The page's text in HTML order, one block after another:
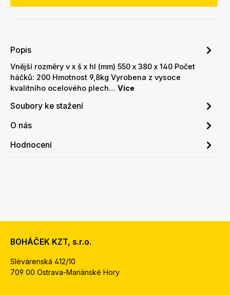
Popis
Vnější rozměry v x š x hl (mm) 550 x 380 x 140 Počet
háčků: 200 Hmotnost 9,8kg Vyrobena z vysoce
kvalitního ocelového plech… Více
Soubory ke stažení
O nás
Hodnocení
BOHÁČEK KZT, s.r.o.
Slévárenská 412/10
709 00 Ostrava-Mariánské Hory